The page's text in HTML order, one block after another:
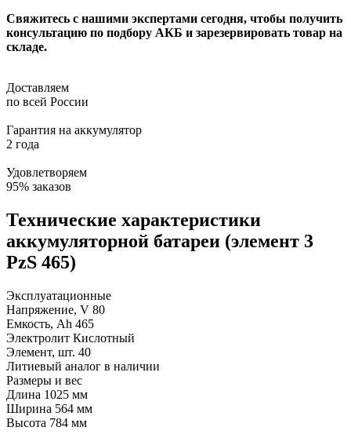
Свяжитесь с нашими экспертами сегодня, чтобы получить
консультацию по подбору АКБ и зарезервировать товар на
складе.
Доставляем
по всей России
Гарантия на аккумулятор
2 года
Удовлетворяем
95% заказов
Технические характеристики
аккумуляторной батареи (элемент 3
PzS 465)
Эксплуатационные
Напряжение, V 80
Емкость, Ah 465
Электролит Кислотный
Элемент, шт. 40
Литиевый аналог в наличии
Размеры и вес
Длина 1025 мм
Ширина 564 мм
Высота 784 мм